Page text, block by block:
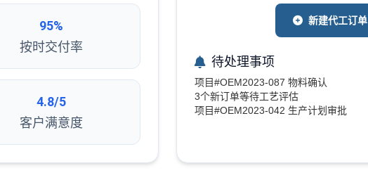
95%
按时交付率
4.8/5
客户满意度
新建代工订单
待处理事项
项目#OEM2023-087 物料确认
3个新订单等待工艺评估
项目#OEM2023-042 生产计划审批